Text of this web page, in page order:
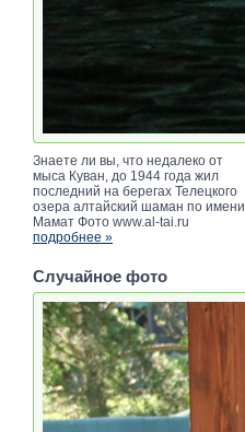
Знаете ли вы, что недалеко от
мыса Куван, до 1944 года жил
последний на берегах Телецкого
озера алтайский шаман по имени
Мамат Фото www.al-tai.ru
подробнее »
Случайное фото